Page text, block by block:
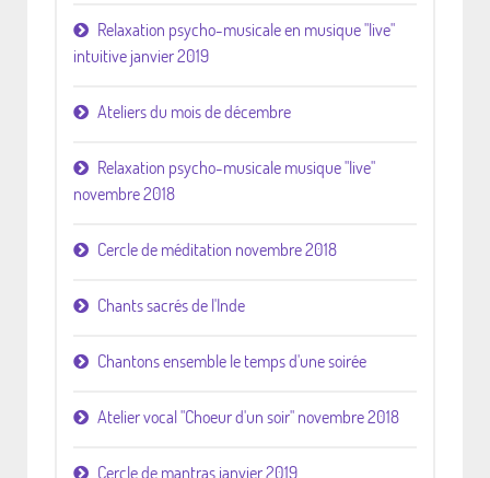
Relaxation psycho-musicale en musique "live"
intuitive janvier 2019
Ateliers du mois de décembre
Relaxation psycho-musicale musique "live"
novembre 2018
Cercle de méditation novembre 2018
Chants sacrés de l'Inde
Chantons ensemble le temps d'une soirée
Atelier vocal "Choeur d'un soir" novembre 2018
Cercle de mantras janvier 2019